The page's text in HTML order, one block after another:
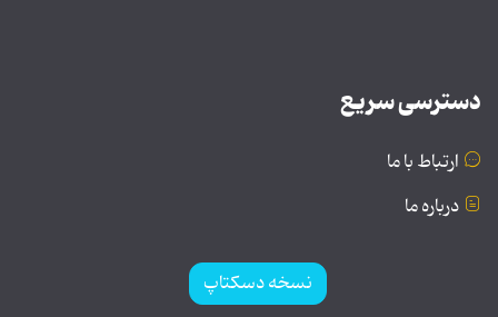
دسترسی سریع
ارتباط با ما
درباره ما
نسخه دسکتاپ